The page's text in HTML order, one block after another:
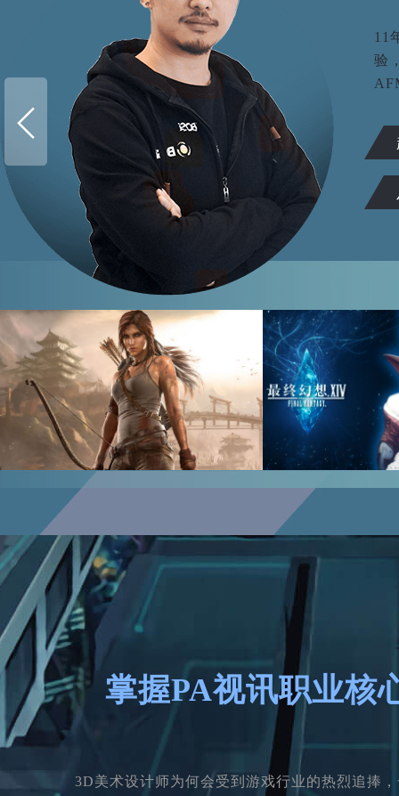
11
验
掌握PA视讯职业核
3D美术设计师为何会受到游戏行业的热烈追捧